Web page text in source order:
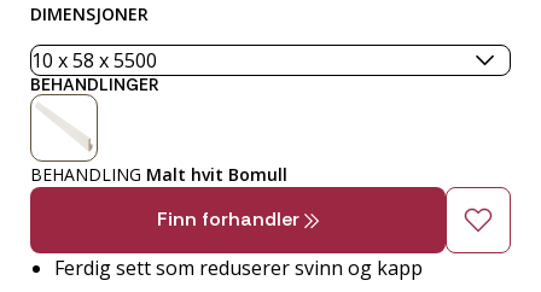
DIMENSJONER
BEHANDLINGER
BEHANDLING Malt hvit Bomull
Finn forhandler
Ferdig sett som reduserer svinn og kapp